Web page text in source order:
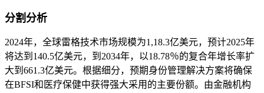
分割分析
2024年，全球雷格技术市场规模为1,18.3亿美元，预计2025年
将达到140.5亿美元，到2034年，以18.78％的复合年增长率扩
大到661.3亿美元。根据细分，预期身份管理解决方案将确保
在BFSI和医疗保健中获得强大采用的主要份额。由金融机构